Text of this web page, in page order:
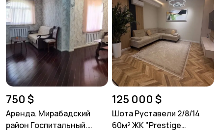
750 $
Аренда. Мирабадский
район Госпитальный.
125 000 $
Шота Руставели 2/8/14
60м² ЖК "Prestige